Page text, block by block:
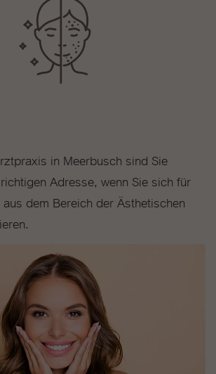
in Meerbusch sind Sie
Adresse, wenn Sie sich für
dem Bereich der Ästhetischen